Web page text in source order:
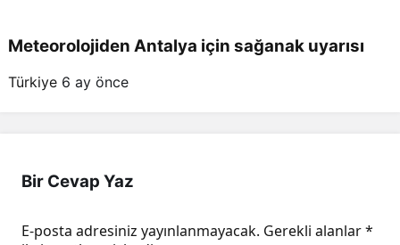
Meteorolojiden Antalya için sağanak uyarısı
Türkiye 6 ay önce
Bir Cevap Yaz
E-posta adresiniz yayınlanmayacak. Gerekli alanlar*